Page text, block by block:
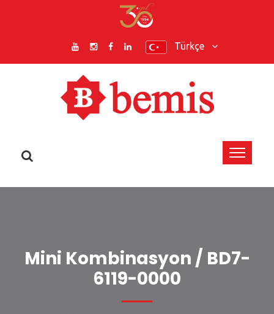
Türkçe
Mini Kombinasyon / BD7-
6119-0000